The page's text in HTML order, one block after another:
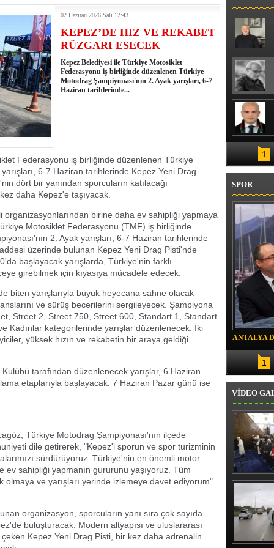
02 Haziran 2026 Salı 12:43
KEPEZ’DE HIZ VE REKABET
RÜZGARI ESECEK
Kepez Belediyesi ile Türkiye Motosiklet
Federasyonu iş birliğinde düzenlenen Türkiye
Motodrag Şampiyonası'nın 2. Ayak yarışları, 6-7
Haziran tarihlerinde...
Federasyonu iş birliğinde düzenlenen Türkiye
6-7 Haziran tarihlerinde Kepez Yeni Drag
dört bir yanından sporcuların katılacağı
daha Kepez'e taşıyacak.
organizasyonlarından birine daha ev sahipliği yapmaya
Motosiklet Federasyonu (TMF) iş birliğinde
2. Ayak yarışları, 6-7 Haziran tarihlerinde
üzerinde bulunan Kepez Yeni Drag Pisti'nde
başlayacak yarışlarda, Türkiye'nin farklı
girebilmek için kıyasıya mücadele edecek.
biten yarışlarıyla büyük heyecana sahne olacak
ve sürüş becerilerini sergileyecek. Şampiyona
Street 2, Street 750, Street 600, Standart 1, Standart
Kadınlar kategorilerinde yarışlar düzenlenecek. İki
yüksek hızın ve rekabetin bir araya geldiği
tarafından düzenlenecek yarışlar, 6 Haziran
etaplarıyla başlayacak. 7 Haziran Pazar günü ise
Türkiye Motodrag Şampiyonası'nın ilçede
dile getirerek, "Kepez'i sporun ve spor turizminin
sürdürüyoruz. Türkiye'nin en önemli motor
ev sahipliği yapmanın gururunu yaşıyoruz. Tüm
olmaya ve yarışları yerinde izlemeye davet ediyorum"
organizasyon, sporcuların yanı sıra çok sayıda
buluşturacak. Modern altyapısı ve uluslararası
Kepez Yeni Drag Pisti, bir kez daha adrenalin
1
SPOR
ANTALYA
DRON
1
VİDEO
Erbaş,
Veli
teravih